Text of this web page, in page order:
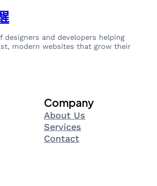
designers and developers helping
modern websites that grow their
Company
About Us
Services
Contact